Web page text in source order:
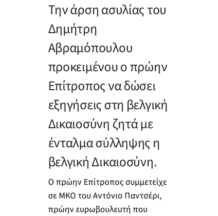
Την άρση ασυλίας του
Δημήτρη
Αβραμόπουλου
προκειμένου ο πρώην
Επίτροπος να δώσει
εξηγήσεις στη βελγική
Δικαιοσύνη ζητά με
ένταλμα σύλληψης η
βελγική Δικαιοσύνη.
Ο πρώην Επίτροπος συμμετείχε
σε ΜΚΟ του Αντόνιο Παντσέρι,
πρώην ευρωβουλευτή που